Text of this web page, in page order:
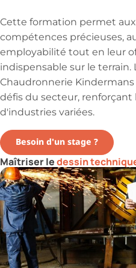
Cette formation permet
compétences précieuses,
employabilité tout en leur
indispensable sur le terrain.
Chaudronnerie
défis du secteur, renforçant
d'industries variées.
Besoin d'un stage ?
Maîtriser ledessin